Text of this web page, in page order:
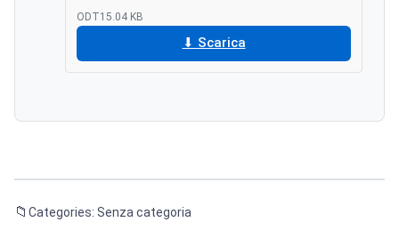
ODT15.04 KB
Scarica
Categories: Senza categoria